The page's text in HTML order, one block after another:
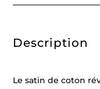
-
cm
+
cm
Description
Le satin de coton